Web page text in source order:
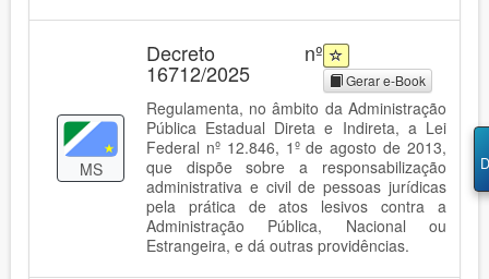
MS
Decreto nº
16712/2025 Gerar e-Book
Regulamenta, no âmbito da Administração
Pública Estadual Direta e Indireta, a Lei
Federal nº 12.846, 1º de agosto de 2013,
que dispõe sobre a responsabilização
administrativa e civil de pessoas jurídicas
pela prática de atos lesivos contra a
Administração Pública, Nacional ou
Estrangeira, e dá outras providências.